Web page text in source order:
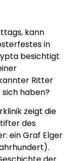
kann
in
besichtigt
Ritter
haben?
zeigt die
des
ein Graf Elger